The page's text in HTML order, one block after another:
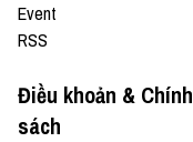
Event
RSS
Điều khoản & Chính
sách